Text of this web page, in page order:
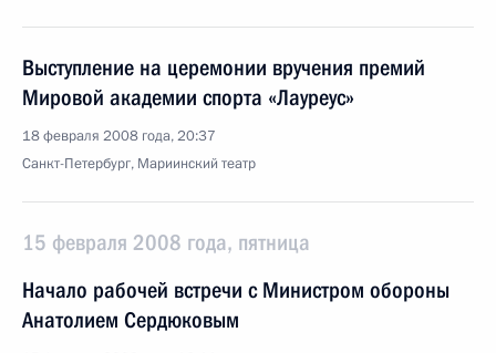
Выступление на церемонии вручения премий
Мировой академии спорта «Лауреус»
18 февраля 2008 года, 20:37
Санкт-Петербург, Мариинский театр
15 февраля 2008 года, пятница
Начало рабочей встречи с Министром обороны
Анатолием Сердюковым